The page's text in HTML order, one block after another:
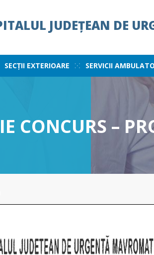
JUDEȚEAN DE
SECȚII EXTERIOARE SERVICII
CONCURS –